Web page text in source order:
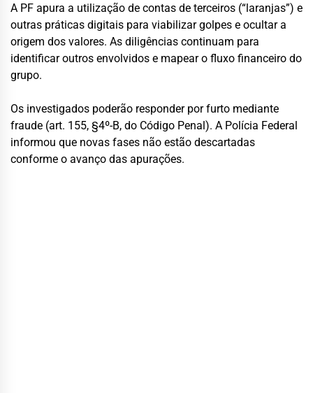
A PF apura a utilização de contas de terceiros (“laranjas”) e
outras práticas digitais para viabilizar golpes e ocultar a
origem dos valores. As diligências continuam para
identificar outros envolvidos e mapear o fluxo financeiro do
grupo.
Os investigados poderão responder por furto mediante
fraude (art. 155, §4º-B, do Código Penal). A Polícia Federal
informou que novas fases não estão descartadas
conforme o avanço das apurações.